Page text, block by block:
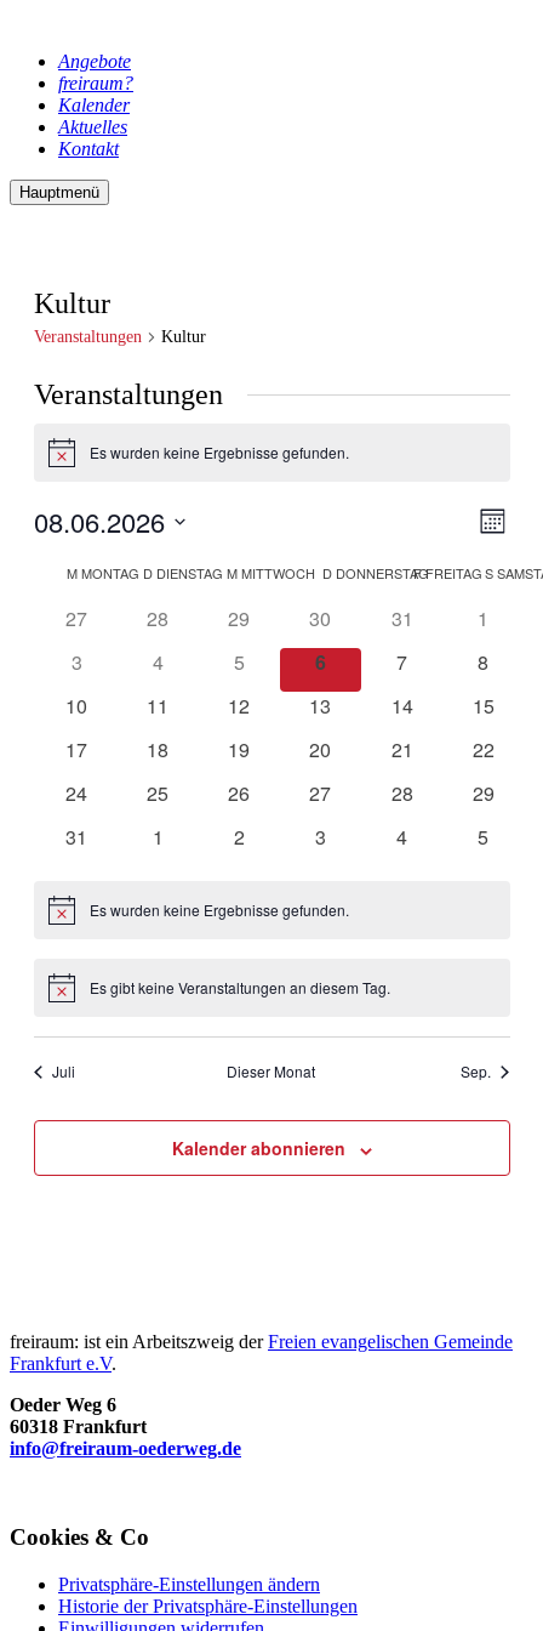
Angebote
freiraum?
Kalender
Aktuelles
Kontakt
Hauptmenü
Kultur
Veranstaltungen Kultur
Veranstaltungen
HinweisEs wurden keine Ergebnisse gefunden.
Monat
08.06.2026
wählen.
Kalender
von
MMONTAG D DIENSTAG MMITTWOCH D DONNERSTAG
FFREITAGS
0
27
0
Veranstaltungen
28
0
Veranstaltungen
29
0
Veranstaltungen
30
0
31
0
1
0
3
0
Veranstaltungen
4
0
Veranstaltungen
5
0
Veranstaltungen
6
0
7
0
8
0
10
0
11
0
12
0
13
0
14
0
15
0
17
0
18
0
19
0
20
0
21
0
22
0
24
0
25
0
26
0
27
0
28
0
29
0
31
0
1
0
2
0
3
0
4
0
5
HinweisEs wurden keine Ergebnisse gefunden.
HinweisEs gibt keine Veranstaltungen an diesem Tag.
Juli Dieser Monat Sep.
Kalender abonnieren
freiraum: ist ein Arbeitszweig derFreien evangelischen Gemeinde
Frankfurt e.V.
Oeder Weg 6
60318 Frankfurt
info@freiraum-oederweg.de
Cookies & Co
Privatsphäre-Einstellungen ändern
Historie der Privatsphäre-Einstellungen